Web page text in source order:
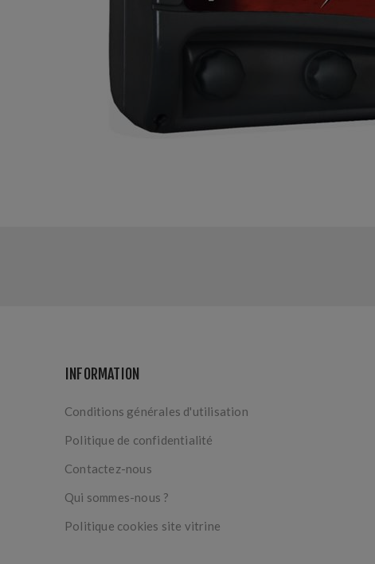
INFORMATION
Conditions générales d'utilisation
Politique de confidentialité
Contactez-nous
Qui sommes-nous ?
Politique cookies site vitrine